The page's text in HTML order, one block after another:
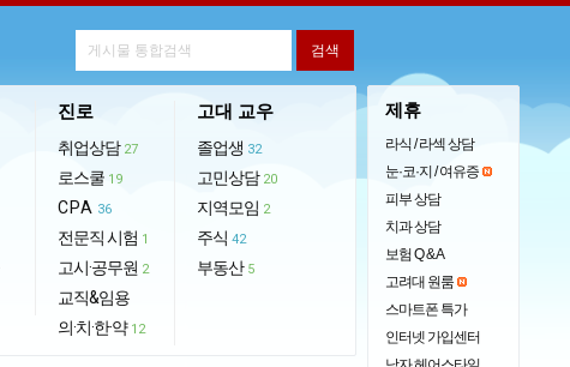
진로
취업상담 27
로스쿨 19
CPA 36
전문직 시험 1
고시·공무원 2
교직&임용
의·치·한·약 12
고대 교우
졸업생 32
고민상담 20
지역모임 2
주식 42
부동산 5
제휴
라식 / 라섹 상담
눈·코·지 / 여유증
피부 상담
치과 상담
보험 Q & A
고려대 원룸
스마트폰 특가
인터넷 가입센터